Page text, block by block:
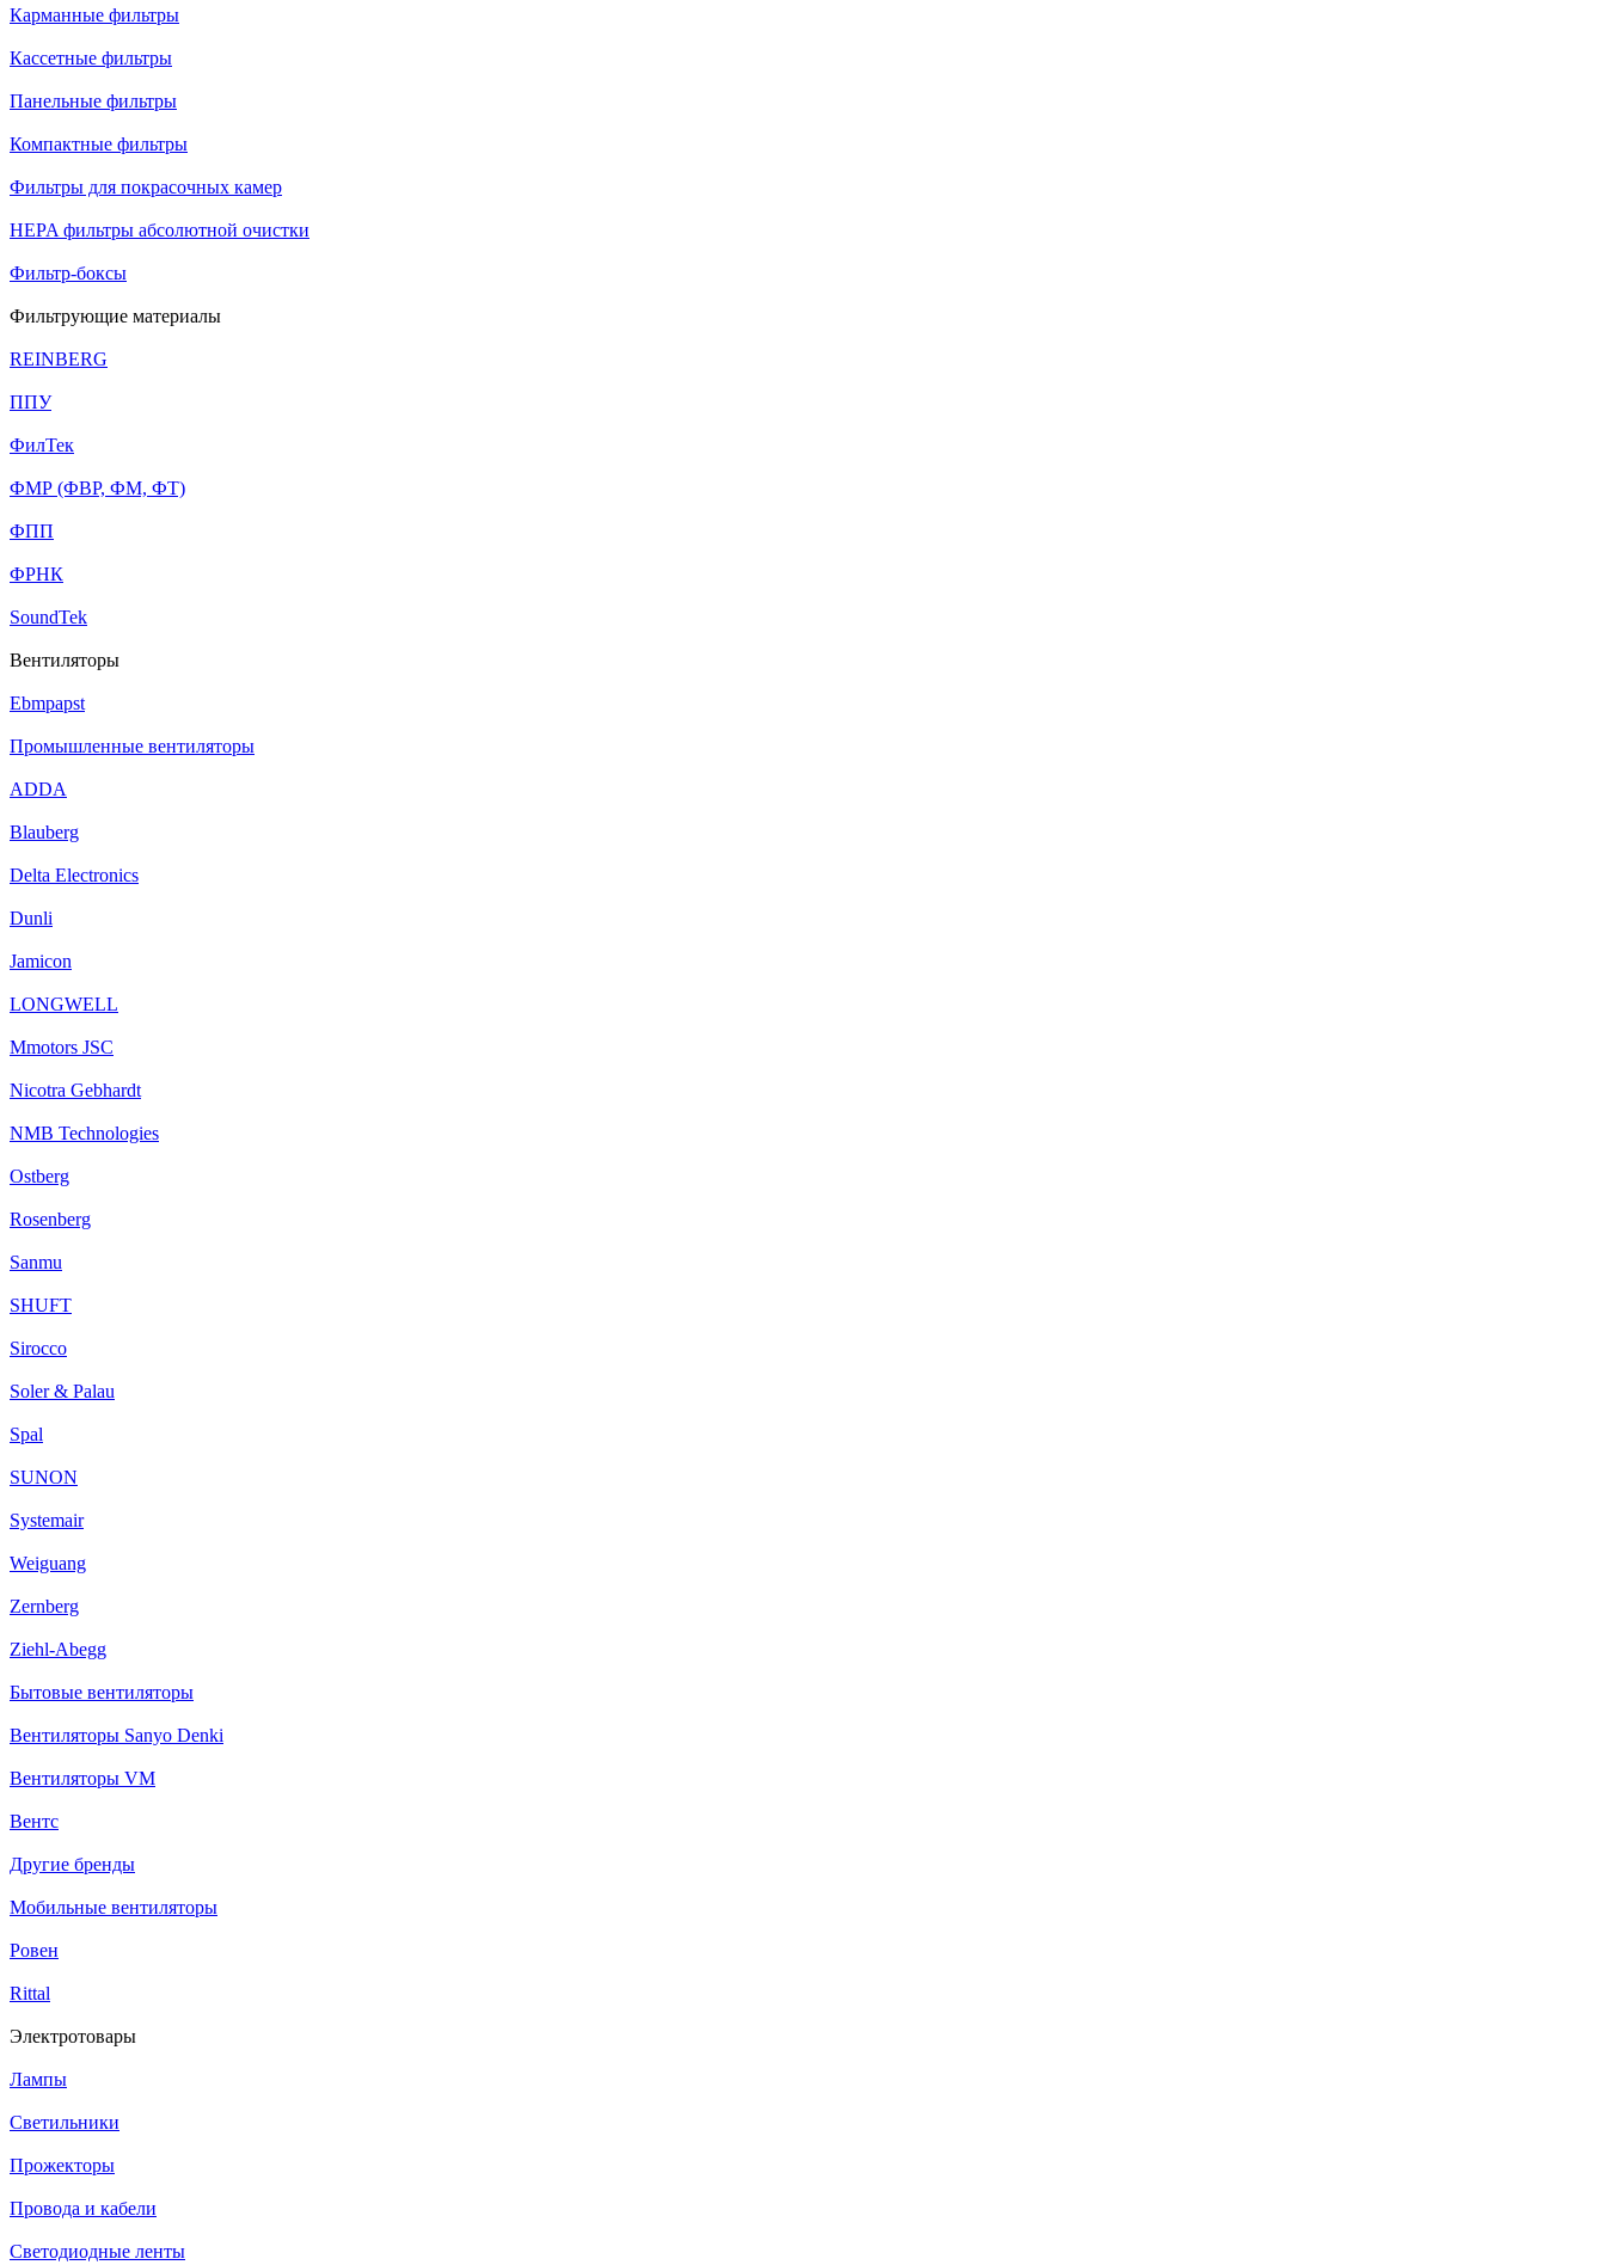
Карманные фильтры
Кассетные фильтры
Панельные фильтры
Компактные фильтры
Фильтры для покрасочных камер
HEPA фильтры абсолютной очистки
Фильтр-боксы
Фильтрующие материалы
REINBERG
ППУ
ФилТек
ФМР (ФВР, ФМ, ФТ)
ФПП
ФРНК
SoundTek
Вентиляторы
Ebmpapst
Промышленные вентиляторы
ADDA
Blauberg
Delta Electronics
Dunli
Jamicon
LONGWELL
Mmotors JSC
Nicotra Gebhardt
NMB Technologies
Ostberg
Rosenberg
Sanmu
SHUFT
Sirocco
Soler & Palau
Spal
SUNON
Systemair
Weiguang
Zernberg
Ziehl-Abegg
Бытовые вентиляторы
Вентиляторы Sanyo Denki
Вентиляторы VM
Вентс
Другие бренды
Мобильные вентиляторы
Ровен
Rittal
Электротовары
Лампы
Светильники
Прожекторы
Провода и кабели
Светодиодные ленты